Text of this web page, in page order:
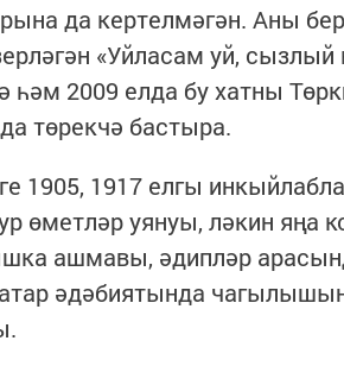
да кертелмәгән. Аны
«Уйласам уй,
һәм 2009 елда бу хатны
төрекчә бастыра.
1905, 1917 елгы
өметләр уянуы, ләкин яңа
ашмавы, әдипләр
әдәбиятында